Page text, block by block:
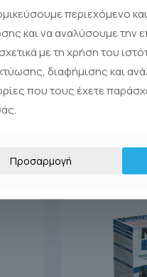
περιεχόμενο
και να αναλύσουμε την
με τη χρήση του
διαφήμισης και
που τους έχετε
Προσαρμογή